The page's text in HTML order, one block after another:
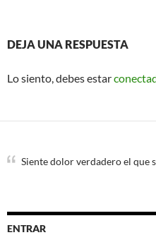
DEJA UNA RESPUESTA
Lo siento, debes estar
Siente dolor verdadero el que
ENTRAR